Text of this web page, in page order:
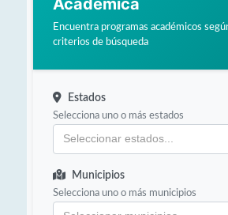
Académica
Encuentra programas académicos
criterios de búsqueda
Estados
Selecciona uno o más estados
Municipios
Selecciona uno o más municipios